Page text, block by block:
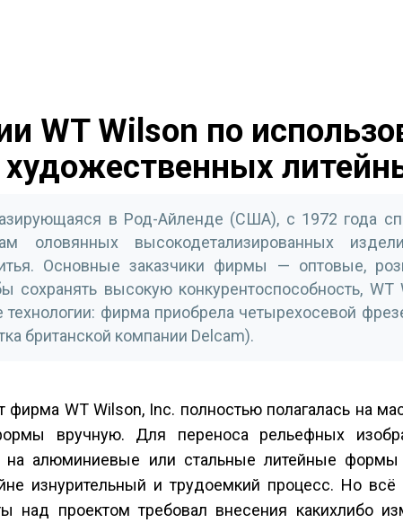
WT Wilson по
художественных
в Род-Айленде (США), с 1972 года
оловянных высокодетализированных
Основные заказчики фирмы — оптовые,
сохранять высокую конкурентоспособность,
фирма приобрела четырехосевой
британской компании Delcam).
WT Wilson, Inc. полностью полагалась на
вручную. Для переноса рельефных
на алюминиевые или стальные литейные
изнурительный и трудоемкий процесс. Но
над проектом требовал внесения каких­либо